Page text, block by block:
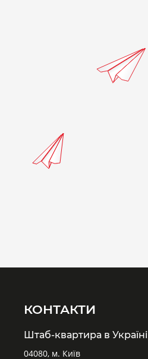
КОНТАКТИ
Штаб-квартира в Україні
04080, м. Київ